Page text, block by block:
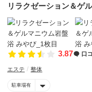
リラクゼーション＆ゲ
3.87 口
エステ 整体
駐車場有